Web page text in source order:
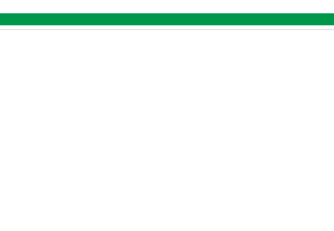
தமிழ் உலகம்